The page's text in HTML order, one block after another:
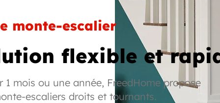
monte-escalier
flexible et
1 mois ou une année, FreedHome propose
escaliers droits et tournants.